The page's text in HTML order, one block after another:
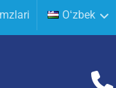
Oʻzbek